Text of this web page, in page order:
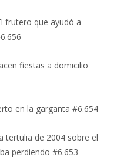
frutero que ayudó a
fiestas a domicilio
en la garganta #6.654
tertulia de 2004 sobre el
perdiendo #6.653